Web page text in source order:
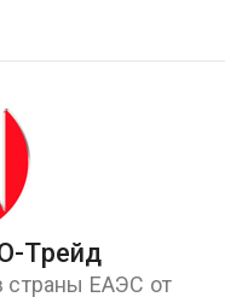
Трейд
страны ЕАЭС от